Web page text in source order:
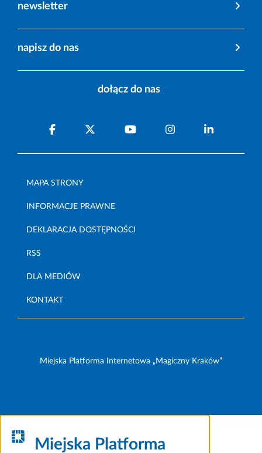
newsletter
napisz do nas
dołącz do nas
MAPA STRONY
INFORMACJE PRAWNE
DEKLARACJA DOSTĘPNOŚCI
RSS
DLA MEDIÓW
KONTAKT
Miejska Platforma Internetowa „Magiczny Kraków”
Miejska Platforma